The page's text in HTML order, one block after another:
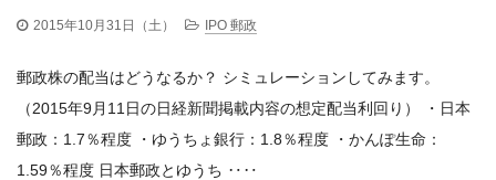
2015年10月31日（土） IPO 郵政
郵政株の配当はどうなるか？ シミュレーションしてみます。
（2015年9月11日の日経新聞掲載内容の想定配当利回り） ・日本
郵政：1.7％程度 ・ゆうちょ銀行：1.8％程度 ・かんぽ生命：
1.59％程度 日本郵政とゆうち ‥‥